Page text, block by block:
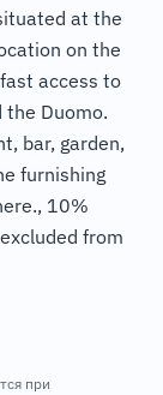
at the
on the
access to
the Duomo.
bar, garden,
furnishing
10%
from
при